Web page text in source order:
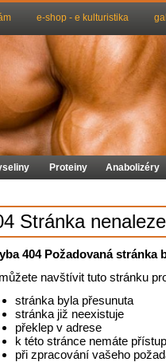
Stránka
404 Požadovaná stránka
navštívit tuto stránku
stránka byla přesunuta
stránka již neexistuje
překlep v adrese
k této stránce nemáte přístup
při zpracování vašeho
e-shop - e kulturistika
Proteiny Anabolizéry